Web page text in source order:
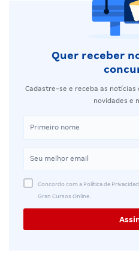
Quer receber
Cadastre-se e receba as notícias
novidades e
Concordo com a Política de
Gran Cursos Online.